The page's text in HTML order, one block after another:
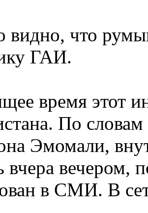
видно, что
ГАИ.
время этот
По словам
Эмомали,
вчера вечером,
в СМИ. В